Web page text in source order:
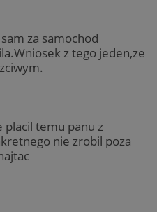
za samochod
z tego jeden,ze
placil temu panu z
nie zrobil poza